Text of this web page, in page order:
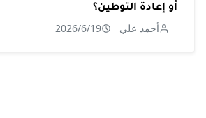
أو إعادة التوطين؟
أحمد علي 2026/6/19